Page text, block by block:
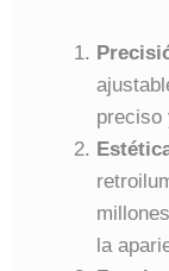
preciso
la